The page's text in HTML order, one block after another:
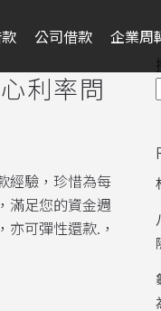
公司借款 企業周
利率問
經驗，珍惜為每
，滿足您的資金週
可彈性還款.，